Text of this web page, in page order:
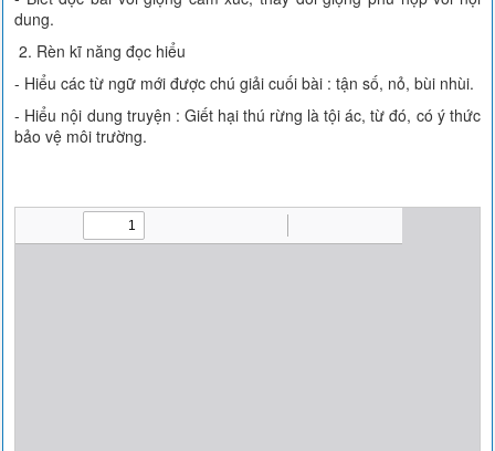
dung.
2. Rèn kĩ năng đọc hiểu
- Hiểu các từ ngữ mới được chú giải cuối bài : tận số, nỏ, bùi nhùi.
- Hiểu nội dung truyện : Giết hại thú rừng là tội ác, từ đó, có ý thức
bảo vệ môi trường.